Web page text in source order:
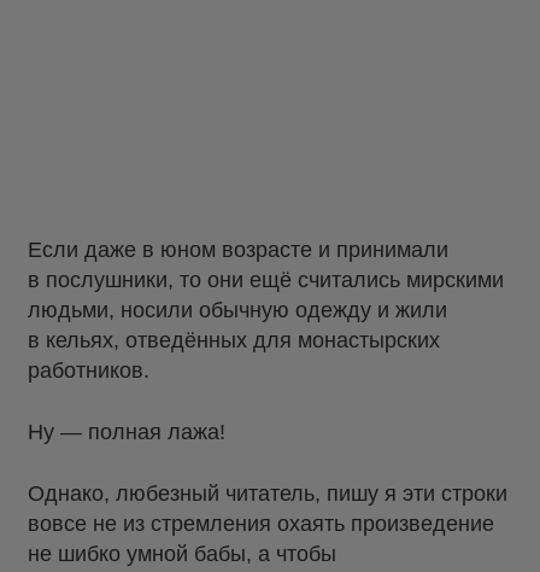
Если даже в юном возрасте и принимали
в послушники, то они ещё считались мирскими
людьми, носили обычную одежду и жили
в кельях, отведённых для монастырских
работников.
Ну — полная лажа!
Однако, любезный читатель, пишу я эти строки
вовсе не из стремления охаять произведение
не шибко умной бабы, а чтобы